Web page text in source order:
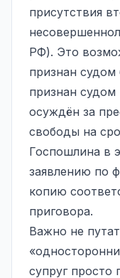
присутствия
РФ). Это
признан
признан
осуждён за
свободы на
Госпошлина в
заявлению по
копию
приговора.
Важно не
супруг просто